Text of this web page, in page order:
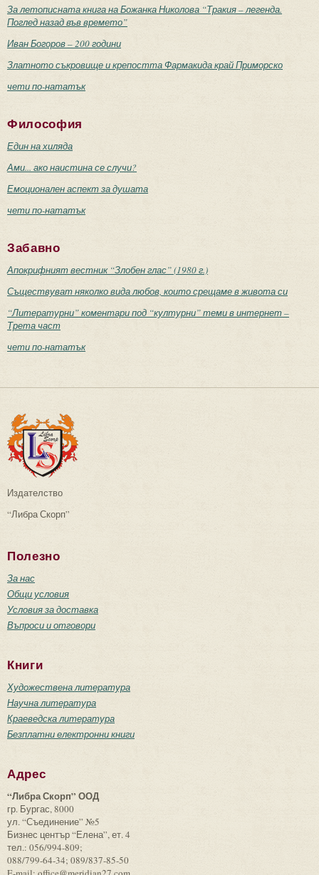
За летописната книга на Божанка Николова “Тракия – легенда.
Поглед назад във времето”
Иван Богоров – 200 години
Златното съкровище и крепостта Фармакида край Приморско
чети по-нататък
Философия
Един на хиляда
Ами... ако наистина се случи?
Емоционален аспект за душата
чети по-нататък
Забавно
Апокрифният вестник “Злобен глас” (1980 г.)
Съществуват няколко вида любов, които срещаме в живота си
“Литературни” коментари под “културни” теми в интернет –
Трета част
чети по-нататък
Издателство
“Либра Скорп”
Полезно
За нас
Общи условия
Условия за доставка
Въпроси и отговори
Книги
Художествена литература
Научна литература
Краеведска литература
Безплатни електронни книги
Адрес
“Либра Скорп” ООД
гр. Бургас, 8000
ул. “Съединение” №5
Бизнес център “Елена”, ет. 4
тел.: 056/994-809;
088/799-64-34; 089/837-85-50